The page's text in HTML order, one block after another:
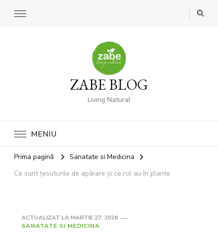
ZABE BLOG
Living Natural
MENIU
Prima pagină
Sanatate si Medicina
Ce sunt țesuturile de apărare și ce rol au în plante
ACTUALIZAT LA MARTIE 27, 2026
SANATATE SI MEDICINA